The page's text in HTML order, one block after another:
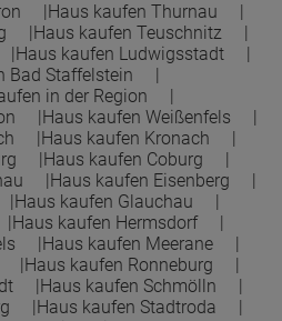
Haus kaufen Thurnau
Haus kaufen Teuschnitz
Haus kaufen Ludwigsstadt
Bad Staffelstein
in der Region
Haus kaufen Weißenfels
Haus kaufen Kronach
Haus kaufen Coburg
Haus kaufen Eisenberg
Haus kaufen Glauchau
Haus kaufen Hermsdorf
Haus kaufen Meerane
Haus kaufen Ronneburg
Haus kaufen Schmölln
Haus kaufen Stadtroda